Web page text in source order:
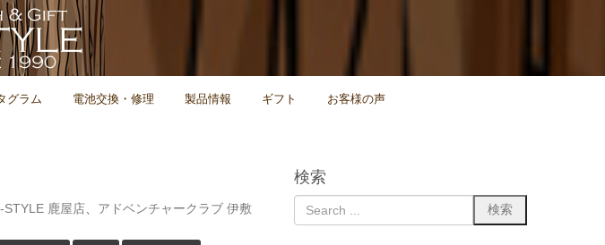
グラム 電池交換・修理 製品情報 ギフト お客様の声
STYLE 鹿屋店、 アドベンチャークラブ 伊敷
検索